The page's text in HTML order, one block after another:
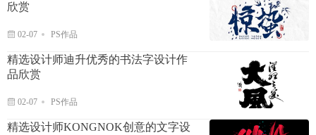
欣赏
02-07 PS作品
精选设计师迪升优秀的书法字设计作
品欣赏
02-07 PS作品
精选设计师KONGNOK创意的文字设